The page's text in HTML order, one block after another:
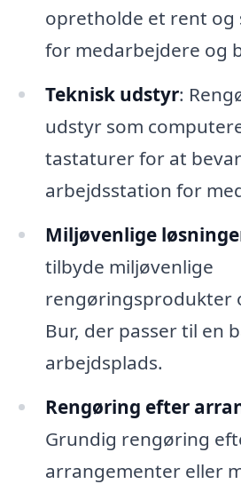
opretholde et rent og
for medarbejdere og
Teknisk udstyr:
udstyr som
tastaturer for at
arbejdsstation for
Miljøvenlige
tilbyde miljøvenlige
rengøringsprodukter
Bur, der passer til en
arbejdsplads.
Rengøring efter
Grundig rengøring
arrangementer eller